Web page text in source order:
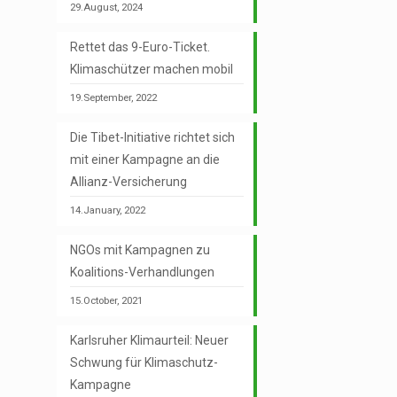
29.August, 2024
Rettet das 9-Euro-Ticket.
Klimaschützer machen mobil
19.September, 2022
Die Tibet-Initiative richtet sich
mit einer Kampagne an die
Allianz-Versicherung
14.January, 2022
NGOs mit Kampagnen zu
Koalitions-Verhandlungen
15.October, 2021
Karlsruher Klimaurteil: Neuer
Schwung für Klimaschutz-
Kampagne